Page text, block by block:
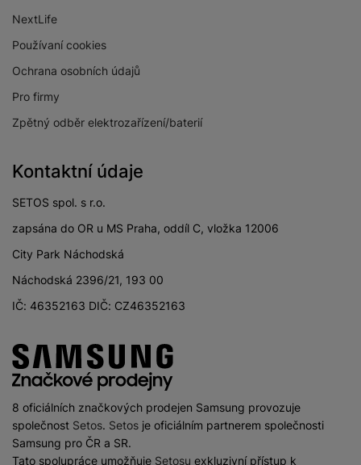
NextLife
Používaní cookies
Ochrana osobních údajů
Pro firmy
Zpětný odběr elektrozařízení/baterií
Kontaktní údaje
SETOS spol. s r.o.
zapsána do OR u MS Praha, oddíl C, vložka 12006
City Park Náchodská
Náchodská 2396/21, 193 00
IČ: 46352163 DIČ: CZ46352163
8 oficiálních značkových prodejen Samsung provozuje
společnost Setos. Setos je oficiálním partnerem společnosti
Samsung pro ČR a SR.
Tato spolupráce umožňuje Setosu exkluzivní přístup k